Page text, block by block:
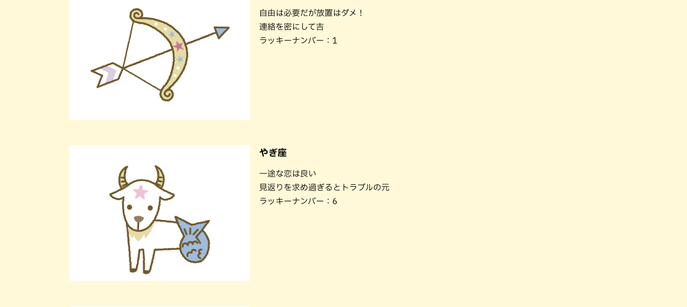
自由は必要だが放置はダメ！
連絡を密にして吉
ラッキーナンバー：1
やぎ座
一途な恋は良い
見返りを求め過ぎるとトラブルの元
ラッキーナンバー：6